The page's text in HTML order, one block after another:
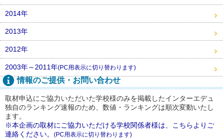
2014年
2013年
2012年
2003年～2011年(PC用表示に切り替わります)
情報のご提供・お問い合わせ
取材申込にご協力いただいた学校様のみを掲載したインターエデュ
独自のランキング速報のため、数値・ランキングは順次変動いたし
ます。
※本企画の取材にご協力いただける学校関係者様は、こちらよりご
連絡ください。 (PC用表示に切り替わります)